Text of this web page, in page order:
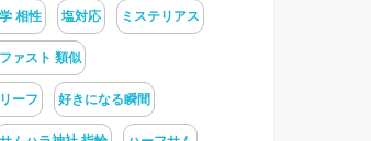
相性 塩対応 ミステリアス
ファスト 類似
ーフ 好きになる瞬間